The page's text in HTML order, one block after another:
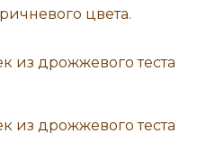
цвета.